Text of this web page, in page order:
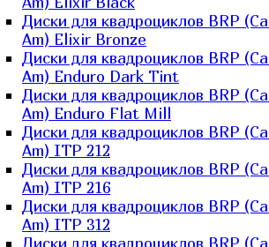
Диски для квадроциклов BRP
Am) Elixir Bronze
Диски для квадроциклов BRP
Am) Enduro Dark Tint
Диски для квадроциклов BRP
Am) Enduro Flat Mill
Диски для квадроциклов BRP
Am) ITP 212
Диски для квадроциклов BRP
Am) ITP 216
Диски для квадроциклов BRP
Am) ITP 312
Диски для квадроциклов BRP